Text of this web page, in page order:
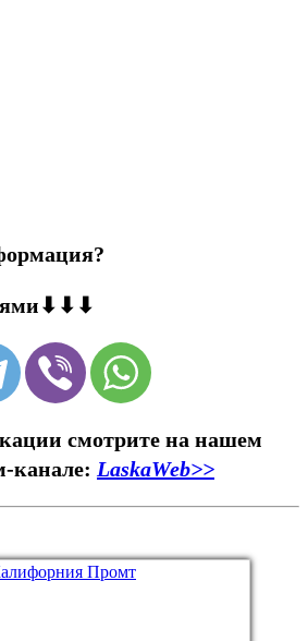
смотрите на нашем
канале: LaskaWeb>>